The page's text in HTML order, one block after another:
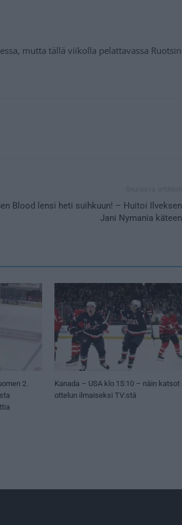
mutta tällä viikolla pelattavassa Ruotsin
Blood lensi heti suihkuun! – Huitoi Ilveksen
Jani Nymania käteen
2.
Kanada – USA klo 15:10 – näin katsot
ottelun ilmaiseksi TV:stä